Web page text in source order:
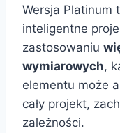
Wersja Platinum
inteligentne
zastosowaniu
wymiarowych,
elementu może
cały projekt,
zależności.